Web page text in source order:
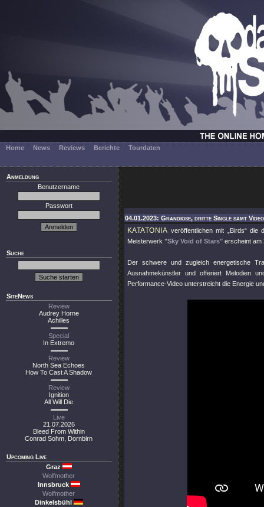
Home News Reviews Berichte Tourdaten
Anmeldung
Benutzername
Passwort
Suche
SiteNews
Review
Audrey Horne
Achilles
Special
In Extremo
Review
North Sea Echoes
How To Cast A Shadow
Review
Ignition
All Will Die
Live
21.07.2026
Bleed From Within
Conrad Sohm, Dornbirn
Upcoming Live
Graz
Wolfmother
Innsbruck
Wolfmother
Dinkelsbühl
04.01.2023: Grandiose, dritte Single samt
KATATONIA veröffentlichen mit „Birds“ die
Meisterwerk "Sky Void of Stars" erscheint am
Der schwere und zugleich energetische
Ausnahmekünstler und offeriert Melodien
Performance-Video unterstreicht die Energie